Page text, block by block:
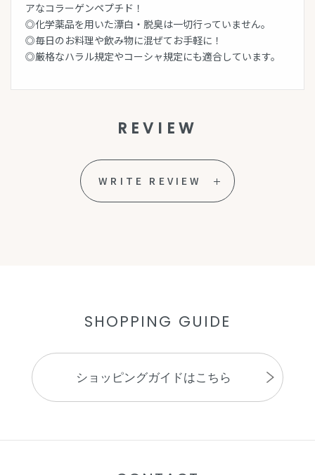
アなコラーゲンペプチド！
◎化学薬品を用いた漂白・脱臭は一切行っていません。
◎毎日のお料理や飲み物に混ぜてお手軽に！
◎厳格なハラル規定やコーシャ規定にも適合しています。
REVIEW
WRITE REVIEW
SHOPPING GUIDE
ショッピングガイドはこちら